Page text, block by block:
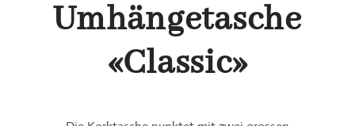
Umhängetasche
«Classic»